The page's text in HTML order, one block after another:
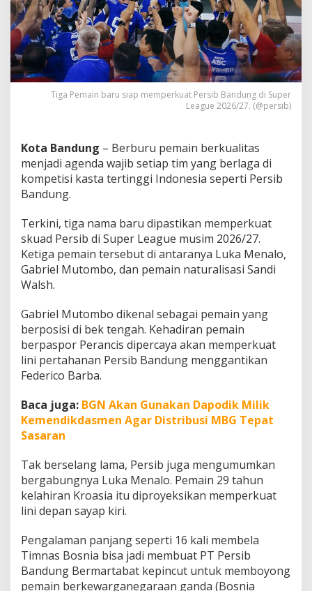
g
a
N
a
m
a
B
a
i
a
p
P
k
u
a
t
M
n
g
B
a
n
g
M
m
2
0
2
2
7
Tiga Pemain baru siap memperkuat Persib Bandung di Super
League 2026/27. (@persib)
Kota Bandung – Berburu pemain berkualitas
menjadi agenda wajib setiap tim yang berlaga di
kompetisi kasta tertinggi Indonesia seperti Persib
Bandung.
Terkini, tiga nama baru dipastikan memperkuat
skuad Persib di Super League musim 2026/27.
Ketiga pemain tersebut di antaranya Luka Menalo,
Gabriel Mutombo, dan pemain naturalisasi Sandi
Walsh.
Gabriel Mutombo dikenal sebagai pemain yang
berposisi di bek tengah. Kehadiran pemain
berpaspor Perancis dipercaya akan memperkuat
lini pertahanan Persib Bandung menggantikan
Federico Barba.
Baca juga: BGN Akan Gunakan Dapodik Milik
Kemendikdasmen Agar Distribusi MBG Tepat
Sasaran
Tak berselang lama, Persib juga mengumumkan
bergabungnya Luka Menalo. Pemain 29 tahun
kelahiran Kroasia itu diproyeksikan memperkuat
lini depan sayap kiri.
Pengalaman panjang seperti 16 kali membela
Timnas Bosnia bisa jadi membuat PT Persib
Bandung Bermartabat kepincut untuk memboyong
pemain berkewarganegaraan ganda (Bosnia